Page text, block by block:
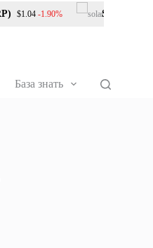
$1.04 -1.90% Solana(SOL)
База знать